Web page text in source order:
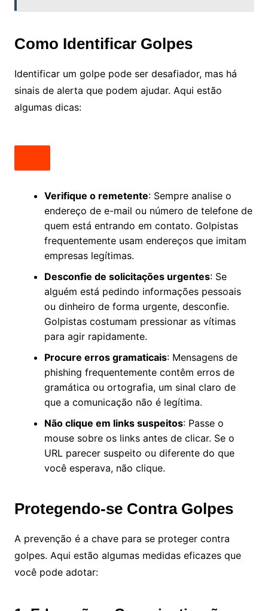
Como Identificar Golpes
Identificar um golpe pode ser desafiador, mas há
sinais de alerta que podem ajudar. Aqui estão
algumas dicas:
Verifique o remetente: Sempre analise o
endereço de e-mail ou número de telefone de
quem está entrando em contato. Golpistas
frequentemente usam endereços que imitam
empresas legítimas.
Desconfie de solicitações urgentes: Se
alguém está pedindo informações pessoais
ou dinheiro de forma urgente, desconfie.
Golpistas costumam pressionar as vítimas
para agir rapidamente.
Procure erros gramaticais: Mensagens de
phishing frequentemente contêm erros de
gramática ou ortografia, um sinal claro de
que a comunicação não é legítima.
Não clique em links suspeitos: Passe o
mouse sobre os links antes de clicar. Se o
URL parecer suspeito ou diferente do que
você esperava, não clique.
Protegendo-se Contra Golpes
A prevenção é a chave para se proteger contra
golpes. Aqui estão algumas medidas eficazes que
você pode adotar: